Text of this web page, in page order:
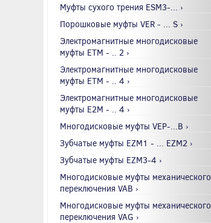
Муфты сухого трения ESM3-... ›
Порошковые муфты VER - ... S ›
Электромагнитные многодисковые
муфты EТМ - .. 2 ›
Электромагнитные многодисковые
муфты EТМ - .. 4 ›
Электромагнитные многодисковые
муфты E2М - .. 4 ›
Многодисковые муфты VEP-...B ›
Зубчатые муфты EZM1 - ... EZM2 ›
Зубчатые муфты EZM3-4 ›
Многодисковые муфты механического
переключения VAB ›
Многодисковые муфты механического
переключения VAG ›